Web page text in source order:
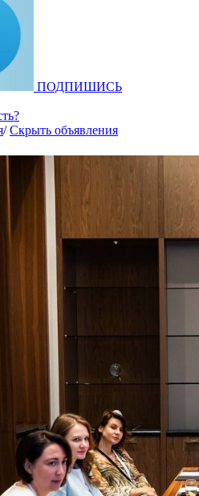
ПОДПИШИСЬ
/Скрыть объявления